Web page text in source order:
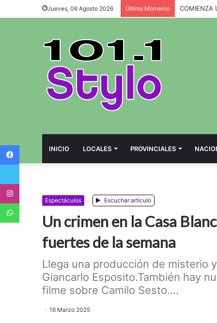
Jueves, 06 Agosto 2026 Último Momento
INICIO LOCALES PROVINCIALES
Espectáculos Escuchar artículo
Un crimen en la Casa
fuertes de la semana
Llega una producción de misterio
Giancarlo Esposito.También hay
filme sobre Camilo Sesto....
16 Marzo 2025
Twitter
WhatsApp